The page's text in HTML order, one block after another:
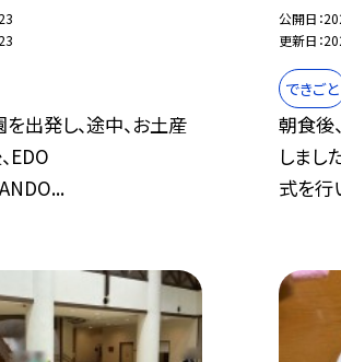
出発し、途中、お土産
EDO
公開日
更新日
できごと
朝食後
しまし
式を行